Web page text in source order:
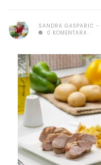
SANDRA GAŠPARIĆ
0 KOMENTARA